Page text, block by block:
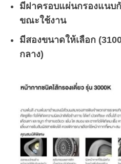
มีฝาครอบแผ่นกรองแนบ
ขณะใช้งาน
มีสองขนาดให้เลือก
กลาง)